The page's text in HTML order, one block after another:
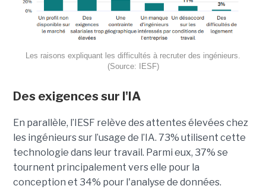
Les raisons expliquant les difficultés à recruter des ingénieurs.
(Source: IESF)
Des exigences sur l'IA
En parallèle, l’IESF relève des attentes élevées chez
les ingénieurs sur l’usage de l’IA. 73% utilisent cette
technologie dans leur travail. Parmi eux, 37% se
tournent principalement vers elle pour la
conception et 34% pour l'analyse de données.